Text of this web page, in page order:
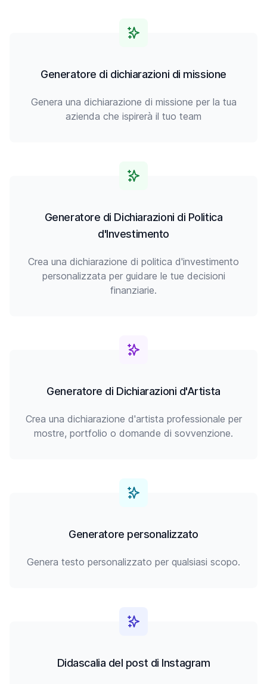
Generatore di dichiarazioni di missione
Genera una dichiarazione di missione per la tua
azienda che ispirerà il tuo team
Generatore di Dichiarazioni di Politica
d'Investimento
Crea una dichiarazione di politica d'investimento
personalizzata per guidare le tue decisioni
finanziarie.
Generatore di Dichiarazioni d'Artista
Crea una dichiarazione d'artista professionale per
mostre, portfolio o domande di sovvenzione.
Generatore personalizzato
Genera testo personalizzato per qualsiasi scopo.
Didascalia del post di Instagram